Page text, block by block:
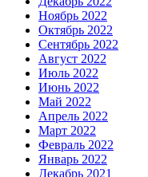
Ноябрь 2022
Октябрь 2022
Сентябрь 2022
Август 2022
Июль 2022
Июнь 2022
Май 2022
Апрель 2022
Март 2022
Февраль 2022
Январь 2022
Декабрь 2021